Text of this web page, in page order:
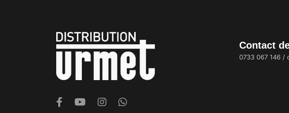
Contact
0733 067 146 /